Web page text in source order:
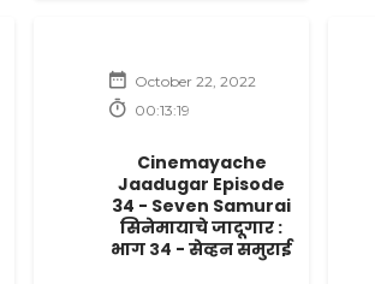
October 22, 2022
00:13:19
Cinemayache
Jaadugar Episode
34 - Seven Samurai
सिनेमायाचे जादूगार :
भाग ३४ - सेव्हन समुराई